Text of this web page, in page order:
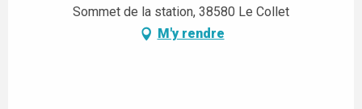
Sommet de la station, 38580 Le Collet
M'y rendre